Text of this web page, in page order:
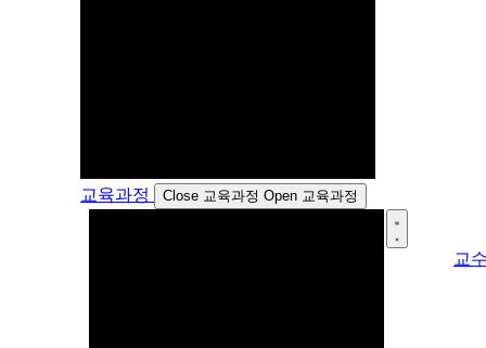
교육과정 Close 교육과정 Open 교육과정
교